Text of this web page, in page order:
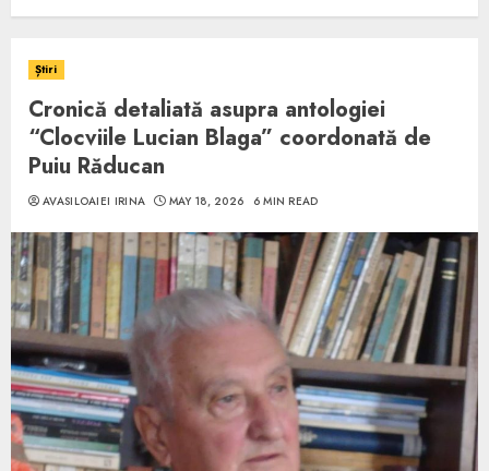
Știri
Cronică detaliată asupra antologiei
“Clocviile Lucian Blaga” coordonată de
Puiu Răducan
AVASILOAIEI IRINA MAY 18, 2026 6 MIN READ